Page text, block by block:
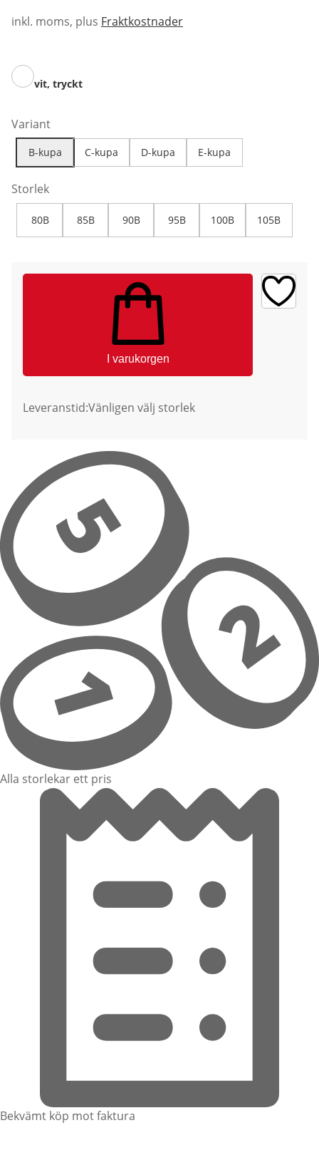
inkl. moms, plus Fraktkostnader
vit, tryckt
Variant
B-kupa C-kupa D-kupa E-kupa
Storlek
80B 85B 90B 95B 100B 105B
I varukorgen
Leveranstid:Vänligen välj storlek
Alla storlekar ett pris
Bekvämt köp mot faktura